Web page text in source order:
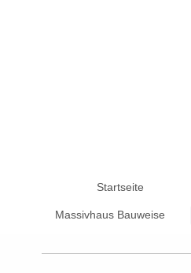
Startseite
Massivhaus Bauweise